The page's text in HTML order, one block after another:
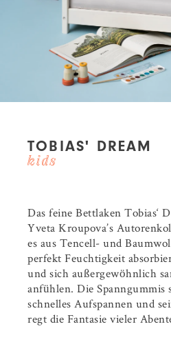
TOBIAS' DREAM
Das feine Bettlaken Tobias‘
Yveta Kroupova’s
es aus Tencell- und
perfekt Feuchtigkeit
und sich außergewöhnlich
anfühlen. Die Spanngummis
schnelles Aufspannen und
regt die Fantasie vieler